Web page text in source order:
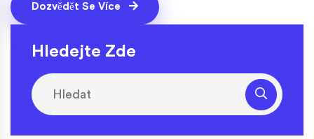
Dozvědět Se Více
Hledejte Zde